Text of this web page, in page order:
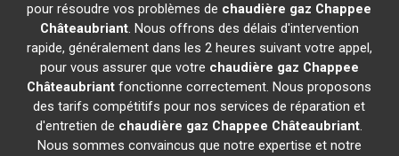
pour résoudre vos problèmes de chaudière gaz Chappee
Châteaubriant. Nous offrons des délais d'intervention
rapide, généralement dans les 2 heures suivant votre appel,
pour vous assurer que votre chaudière gaz Chappee
Châteaubriant fonctionne correctement. Nous proposons
des tarifs compétitifs pour nos services de réparation et
d'entretien de chaudière gaz Chappee Châteaubriant.
Nous sommes convaincus que notre expertise et notre